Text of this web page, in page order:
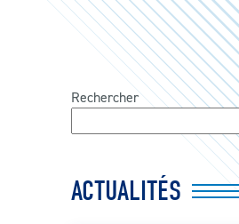
Rechercher
ACTUALITÉS